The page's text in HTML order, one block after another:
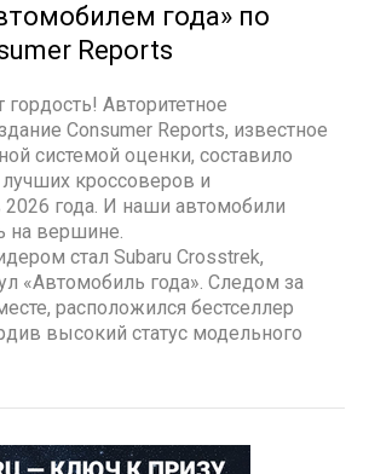
года» по
Reports
гордость! Авторитетное
Consumer Reports, известное
системой оценки, составило
кроссоверов и
года. И наши автомобили
на вершине.
стал Subaru Crosstrek,
«Автомобиль года». Следом за
расположился бестселлер
высокий статус модельного